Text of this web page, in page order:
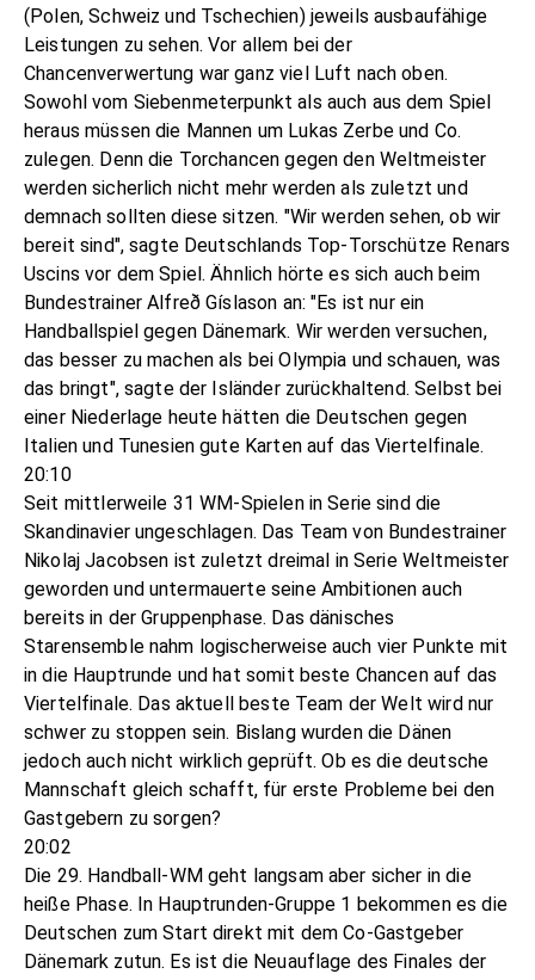
(Polen, Schweiz und Tschechien) jeweils ausbaufähige
Leistungen zu sehen. Vor allem bei der
Chancenverwertung war ganz viel Luft nach oben.
Sowohl vom Siebenmeterpunkt als auch aus dem Spiel
heraus müssen die Mannen um Lukas Zerbe und Co.
zulegen. Denn die Torchancen gegen den Weltmeister
werden sicherlich nicht mehr werden als zuletzt und
demnach sollten diese sitzen. "Wir werden sehen, ob wir
bereit sind", sagte Deutschlands Top-Torschütze Renars
Uscins vor dem Spiel. Ähnlich hörte es sich auch beim
Bundestrainer Alfreð Gíslason an: "Es ist nur ein
Handballspiel gegen Dänemark. Wir werden versuchen,
das besser zu machen als bei Olympia und schauen, was
das bringt", sagte der Isländer zurückhaltend. Selbst bei
einer Niederlage heute hätten die Deutschen gegen
Italien und Tunesien gute Karten auf das Viertelfinale.
20:10
Seit mittlerweile 31 WM-Spielen in Serie sind die
Skandinavier ungeschlagen. Das Team von Bundestrainer
Nikolaj Jacobsen ist zuletzt dreimal in Serie Weltmeister
geworden und untermauerte seine Ambitionen auch
bereits in der Gruppenphase. Das dänisches
Starensemble nahm logischerweise auch vier Punkte mit
in die Hauptrunde und hat somit beste Chancen auf das
Viertelfinale. Das aktuell beste Team der Welt wird nur
schwer zu stoppen sein. Bislang wurden die Dänen
jedoch auch nicht wirklich geprüft. Ob es die deutsche
Mannschaft gleich schafft, für erste Probleme bei den
Gastgebern zu sorgen?
20:02
Die 29. Handball-WM geht langsam aber sicher in die
heiße Phase. In Hauptrunden-Gruppe 1 bekommen es die
Deutschen zum Start direkt mit dem Co-Gastgeber
Dänemark zutun. Es ist die Neuauflage des Finales der